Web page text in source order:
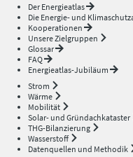
Der Energieatlas
Die Energie- und
Kooperationen
Unsere Zielgruppen
Glossar
FAQ
Energieatlas-Jubiläum
Strom
Wärme
Mobilität
Solar- und Gründachkataster
THG-Bilanzierung
Wasserstoff
Datenquellen und Methodik